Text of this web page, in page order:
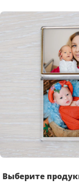
Выберите